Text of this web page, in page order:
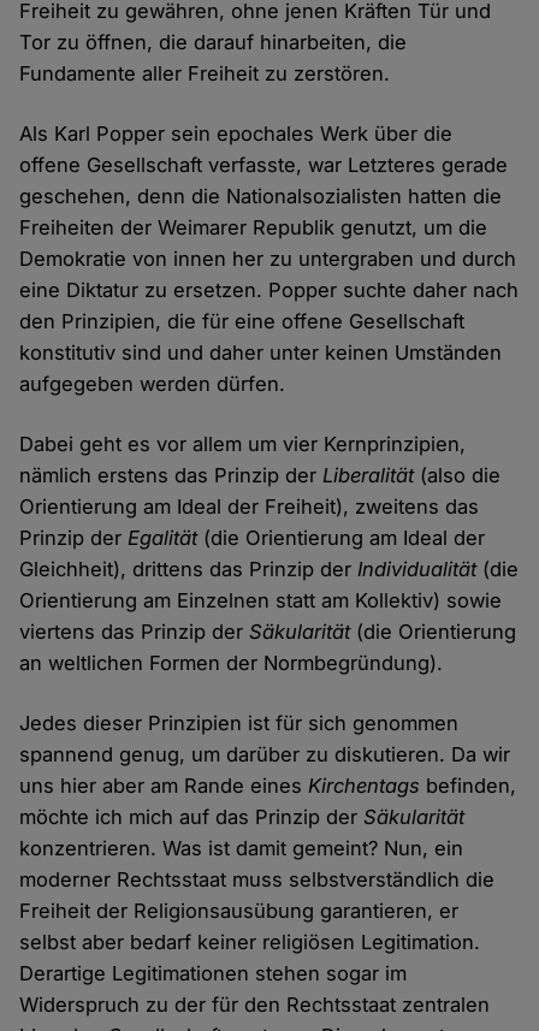
Freiheit zu gewähren, ohne jenen Kräften Tür und
Tor zu öffnen, die darauf hinarbeiten, die
Fundamente aller Freiheit zu zerstören.
Als Karl Popper sein epochales Werk über die
offene Gesellschaft verfasste, war Letzteres gerade
geschehen, denn die Nationalsozialisten hatten die
Freiheiten der Weimarer Republik genutzt, um die
Demokratie von innen her zu untergraben und durch
eine Diktatur zu ersetzen. Popper suchte daher nach
den Prinzipien, die für eine offene Gesellschaft
konstitutiv sind und daher unter keinen Umständen
aufgegeben werden dürfen.
Dabei geht es vor allem um vier Kernprinzipien,
nämlich erstens das Prinzip derLiberalität(also die
Orientierung am Ideal der Freiheit), zweitens das
Prinzip derEgalität(die Orientierung am Ideal der
Gleichheit), drittens das Prinzip derIndividualität(die
Orientierung am Einzelnen statt am Kollektiv) sowie
viertens das Prinzip derSäkularität(die Orientierung
an weltlichen Formen der Normbegründung).
Jedes dieser Prinzipien ist für sich genommen
spannend genug, um darüber zu diskutieren. Da wir
uns hier aber am Rande einesKirchentags befinden,
möchte ich mich auf das Prinzip derSäkularität
konzentrieren. Was ist damit gemeint? Nun, ein
moderner Rechtsstaat muss selbstverständlich die
Freiheit der Religionsausübung garantieren, er
selbst aber bedarf keiner religiösen Legitimation.
Derartige Legitimationen stehen sogar im
Widerspruch zu der für den Rechtsstaat zentralen